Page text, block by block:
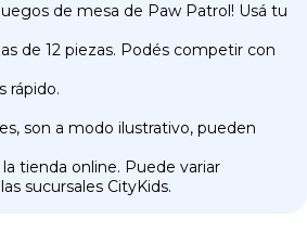
de mesa de Paw Patrol! Usá tu
de 12 piezas. Podés competir con
rápido.
son a modo ilustrativo, pueden
tienda online. Puede variar
sucursales CityKids.